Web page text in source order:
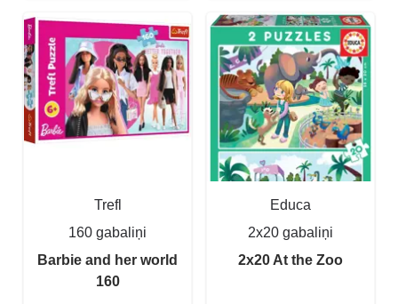
Trefl
160 gabaliņi
Barbie and her world
160
Educa
2x20 gabaliņi
2x20 At the Zoo